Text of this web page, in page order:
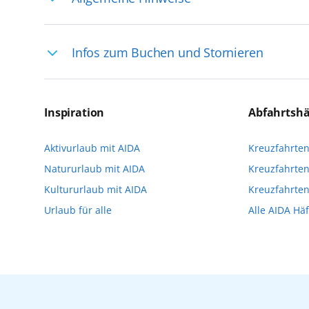
selten, sodass dort englischsprachige
das Reiseerlebnis
Infos zum Buchen und Stornieren
Reservierungsanfrage über aida.de/
Verfügung stehen. Deshalb empfehlen
vorzunehmen.
Inspiration
Aktivurlaub mit AIDA
Natururlaub mit AIDA
Kultururlaub mit AIDA
Urlaub für alle
Alle AIDA